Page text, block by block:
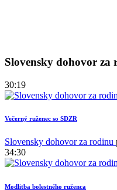
Slovensky dohovor za
30:19
Večerný ruženec so SDZR
Slovensky dohovor za rodinu
34:30
Modlitba bolestného ruženca